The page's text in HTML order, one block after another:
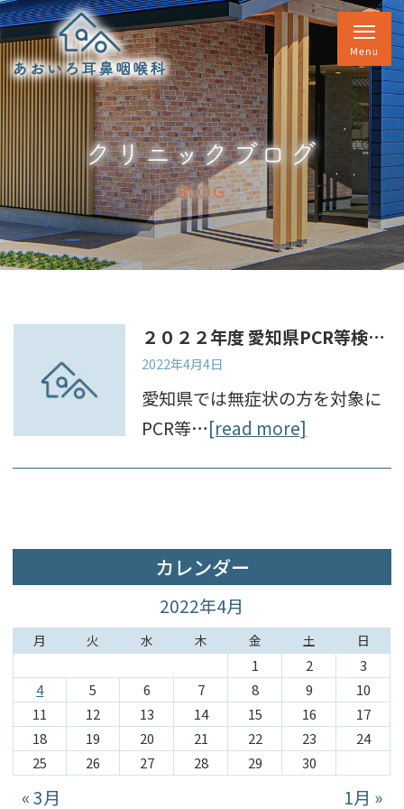
クリニックブログ
BLOG
２０２２年度 愛知県PCR等検査無料化事業
2022年4月4日
愛知県では無症状の方を対象に
PCR等…[read more]
カレンダー
2022年4月
月 火 水 木 金 土 日
1 2
3
4
5 6 7 8 9
10
11
12 13 14 15 16
17
18
19 20 21 22 23
24
25
26 27 28 29 30
« 3月 1月 »